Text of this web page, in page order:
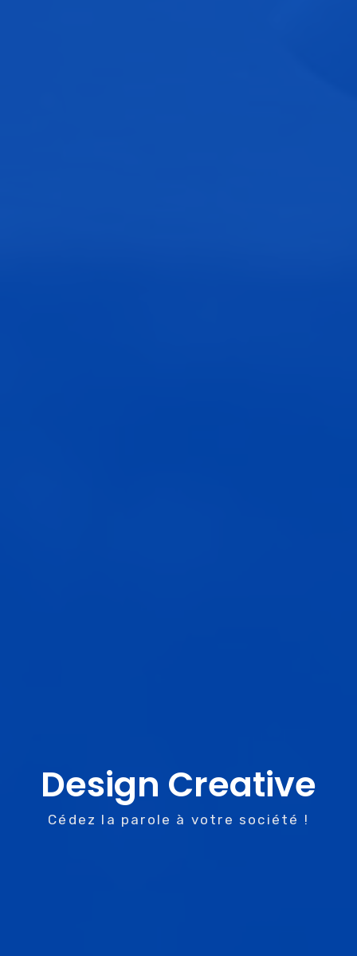
Design Creative
Cédez la parole à votre société !